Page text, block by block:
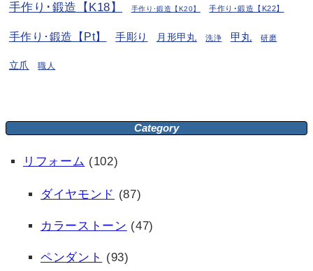
手作り･鍛造【K18】 手作り･鍛造【K20】 手作り･鍛造【K22】
手作り･鍛造【Pt】 手彫り 月形甲丸 洗浄 甲丸 研磨
立爪 職人
Category
リフォーム (102)
ダイヤモンド (87)
カラーストーン (47)
ペンダント (93)